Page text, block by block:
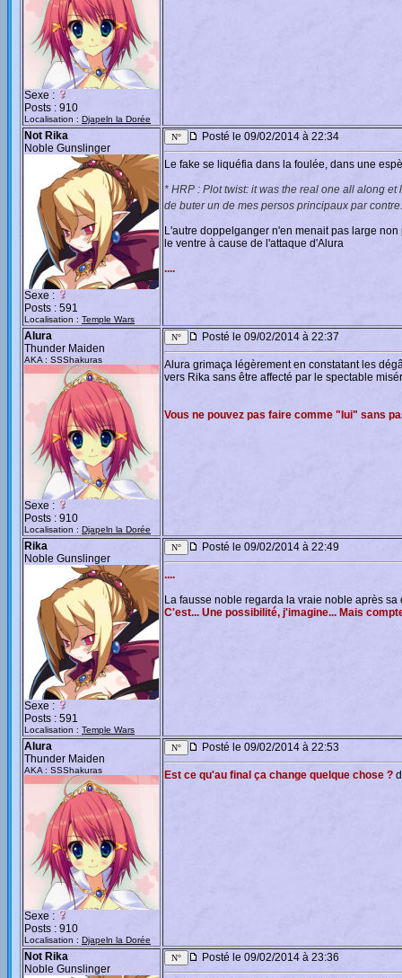
Sexe :
Posts : 910
Localisation : Djapeln la Dorée
Not Rika
Noble Gunslinger
Sexe :
Posts : 591
Localisation : Temple Wars
Posté le 09/02/2014 à 22:34
Le fake se liquéfia dans la foulée, dans une
* HRP : Plot twist: it was the real one all along
de buter un de mes persos principaux par
L'autre doppelganger n'en menait pas large
le ventre à cause de l'attaque d'Alura
....
Alura
Thunder Maiden
AKA : SSShakuras
Sexe :
Posts : 910
Localisation : Djapeln la Dorée
Posté le 09/02/2014 à 22:37
Alura grimaça légèrement en constatant les
vers Rika sans être affecté par le spectable
Vous ne pouvez pas faire comme "lui" sans
Rika
Noble Gunslinger
Sexe :
Posts : 591
Localisation : Temple Wars
Posté le 09/02/2014 à 22:49
....
La fausse noble regarda la vraie noble après sa
C'est... Une possibilité, j'imagine... Mais
Alura
Thunder Maiden
AKA : SSShakuras
Sexe :
Posts : 910
Localisation : Djapeln la Dorée
Posté le 09/02/2014 à 22:53
Est ce qu'au final ça change quelque chose ?
Not Rika
Noble Gunslinger
Posté le 09/02/2014 à 23:36